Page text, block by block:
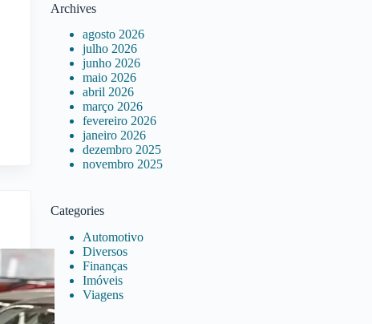
Archives
agosto 2026
julho 2026
junho 2026
maio 2026
abril 2026
março 2026
fevereiro 2026
janeiro 2026
dezembro 2025
novembro 2025
Categories
Automotivo
Diversos
Finanças
Imóveis
Viagens